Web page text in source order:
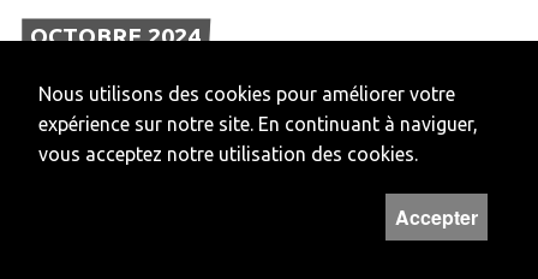
Nous utilisons des cookies pour améliorer votre
expérience sur notre site. En continuant à naviguer,
vous acceptez notre utilisation des cookies.
Accepter
OCTOBRE 2024
DU
19/09/2024
AU
COURS EXTRA-SCOLAIRES 2024-2025